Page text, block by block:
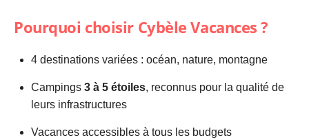
Pourquoi choisir Cybèle Vacances ?
4 destinations variées : océan, nature, montagne
Campings 3 à 5 étoiles, reconnus pour la qualité de
leurs infrastructures
Vacances accessibles à tous les budgets